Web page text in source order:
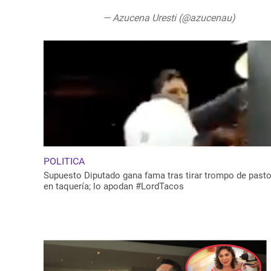
— Azucena Uresti (@azucenau)
POLITICA
Supuesto Diputado gana fama tras tirar trompo de
en taquería; lo apodan #LordTacos